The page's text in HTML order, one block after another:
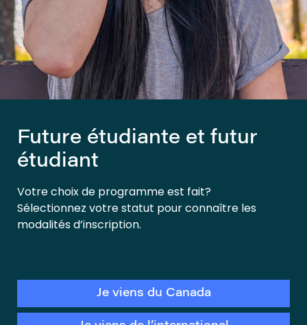
Future étudiante et futur
étudiant
Votre choix de programme est fait?
Sélectionnez votre statut pour connaître les
modalités d’inscription.
Je viens du Canada